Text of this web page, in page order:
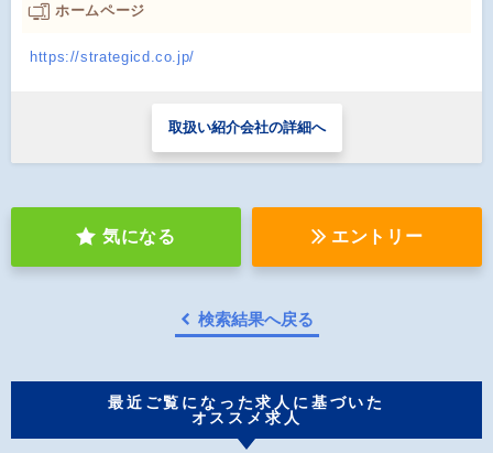
ホームページ
https://strategicd.co.jp/
取扱い紹介会社の詳細へ
気になる エントリー
検索結果へ戻る
最近ご覧になった求人に基づいた
オススメ求人